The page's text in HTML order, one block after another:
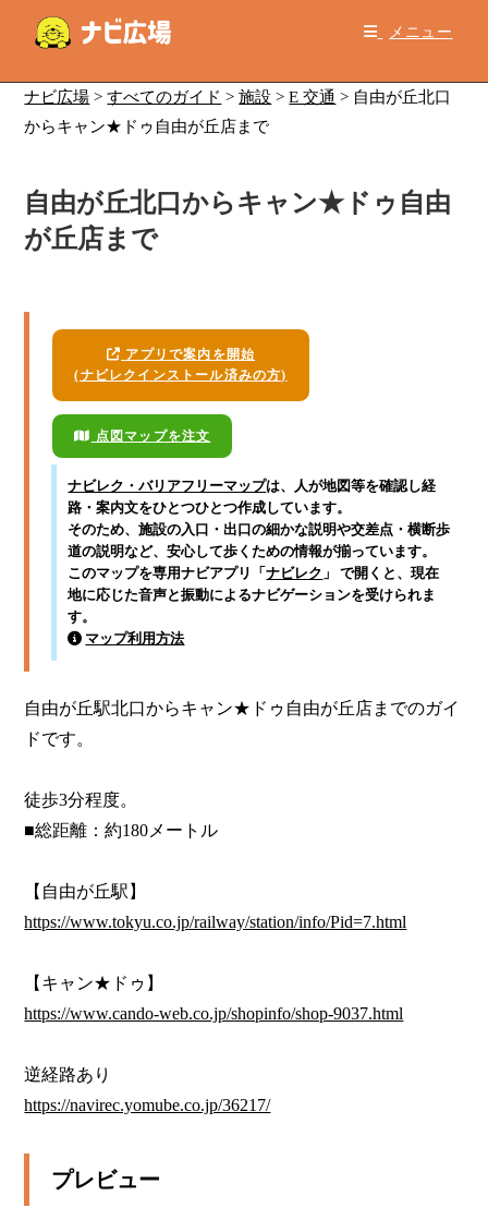
メニュー
ナビ広場 >すべてのガイド >施設 >E 交通 > 自由が丘北口
からキャン★ドゥ自由が丘店まで
自由が丘北口からキャン★ドゥ自由
が丘店まで
アプリで案内を開始
(ナビレクインストール済みの方)
点図マップを注文
ナビレク・バリアフリーマップは、人が地図等を確認し経
路・案内文をひとつひとつ作成しています。
そのため、施設の入口・出口の細かな説明や交差点・横断歩
道の説明など、安心して歩くための情報が揃っています。
このマップを専用ナビアプリ「ナビレク 」 で開くと、現在
地に応じた音声と振動によるナビゲーションを受けられま
す。
マップ利用方法
自由が丘駅北口からキャン★ドゥ自由が丘店までのガイ
ドです。
徒歩3分程度。
■総距離：約180メートル
https://www.tokyu.co.jp/railway/station/info/Pid=7.html
https://www.cando-web.co.jp/shopinfo/shop-9037.html
https://navirec.yomube.co.jp/36217/
プレビュー